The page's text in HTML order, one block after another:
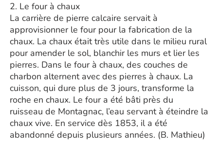
2. Le four à chaux
La carrière de pierre calcaire servait à
approvisionner le four pour la fabrication de la
chaux. La chaux était très utile dans le milieu rural
pour amender le sol, blanchir les murs et lier les
pierres. Dans le four à chaux, des couches de
charbon alternent avec des pierres à chaux. La
cuisson, qui dure plus de 3 jours, transforme la
roche en chaux. Le four a été bâti près du
ruisseau de Montagnac, l’eau servant à éteindre la
chaux vive. En service dès 1853, il a été
abandonné depuis plusieurs années. (B. Mathieu)